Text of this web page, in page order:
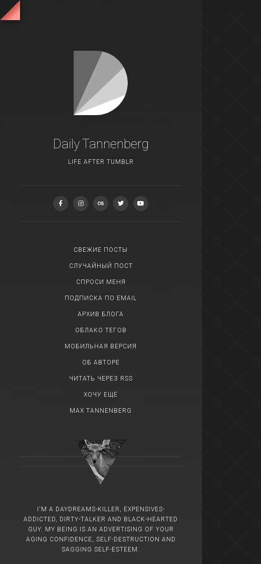
Daily Tannenberg
LIFE AFTER TUMBLR
СВЕЖИЕ ПОСТЫ
СЛУЧАЙНЫЙ ПОСТ
СПРОСИ МЕНЯ
ПОДПИСКА ПО EMAIL
АРХИВ БЛОГА
ОБЛАКО ТЕГОВ
МОБИЛЬНАЯ ВЕРСИЯ
ОБ АВТОРЕ
ЧИТАТЬ ЧЕРЕЗ RSS
ХОЧУ ЕЩЁ
MAX TANNENBERG
I'M A DAYDREAMS-KILLER, EXPENSIVES-
ADDICTED, DIRTY-TALKER AND BLACK-HEARTED
GUY. MY BEING IS AN ADVERTISING OF YOUR
AGING CONFIDENCE, SELF-DESTRUCTION AND
SAGGING SELF-ESTEEM.